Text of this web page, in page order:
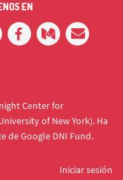
EN
Center for
of New York). Ha
de Google DNI Fund.
Iniciar sesión